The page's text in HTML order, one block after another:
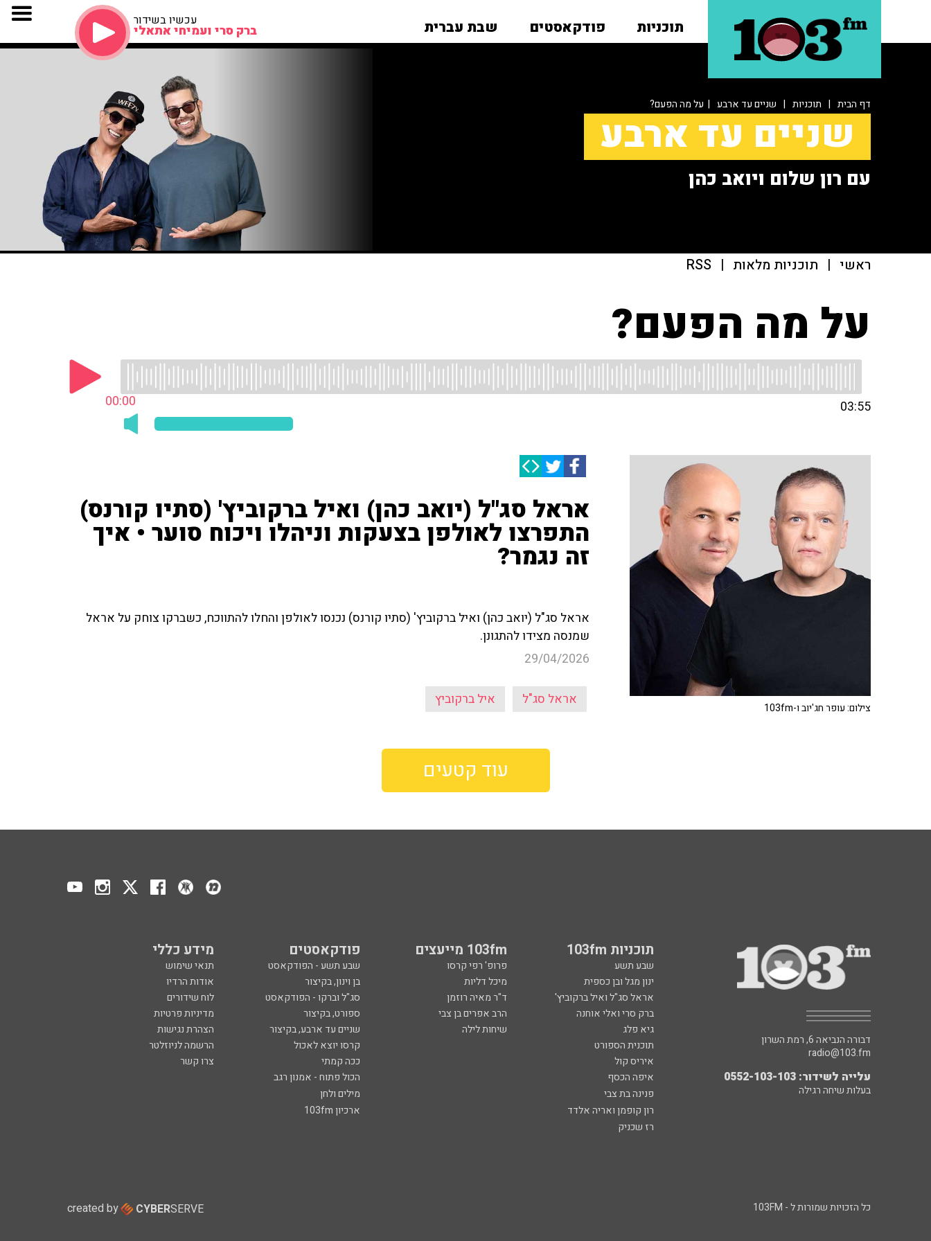
תוכניות פודקאסטים שבת עברית עכשיו בשידור
ברק סרי ועמיחי אתאלי
דף הבית | תוכניות | שניים עד ארבע | על מה הפעם?
שניים עד ארבע
עם רון שלום ויואב כהן
ראשי | תוכניות מלאות |
RSS
על מה הפעם?
00:00 03:55
אראל סג"ל (יואב כהן) ואיל ברקוביץ' (סתיו קורנס)
התפרצו לאולפן בצעקות וניהלו ויכוח סוער • איך
זה נגמר?
אראל סג"ל (יואב כהן) ואיל ברקוביץ' (סתיו קורנס) נכנסו לאולפן והחלו להתווכח, כשברקו צוחק על אראל
שמנסה מצידו להתגונן.
29/04/2026
אראל סג"ל איל ברקוביץ
צילום: עופר חג'יוב ו-103fm
עוד קטעים
תוכניות 103fm 103fm מייעצים פודקאסטים מידע כללי
שבע תשע פרופ' רפי קרסו שבע תשע - הפודקאסט
תנאי שימוש
ינון מגל ובן כספית
מיכל דליות בן וינון, בקיצור
אודות הרדיו
אראל סג"ל ואיל ברקוביץ'
ד"ר מאיה רוזמן סג"ל וברקו - הפודקאסט
לוח שידורים
ברק סרי ואלי אוחנה
הרב אפרים בן צבי ספורט, בקיצור
מדיניות פרטיות
גיא פלג
שיחות לילה שניים עד ארבע, בקיצור
הצהרת נגישות
תוכנית הספורט
קרסו יוצא לאכול
הרשמה לניוזלטר
איריס קול
ככה קמתי
צרו קשר
איפה הכסף
הכול פתוח - אמנון רגב
פנינה בת צבי
מילים ולחן
רון קופמן ואריה אלדד
ארכיון 103fm
רז שכניק
דבורה הנביאה 6, רמת השרון
radio@103.fm
עלייה לשידור: 0552-103-103
בעלות שיחה רגילה
כל הזכויות שמורות ל - 103FM created by CYBERSERVE